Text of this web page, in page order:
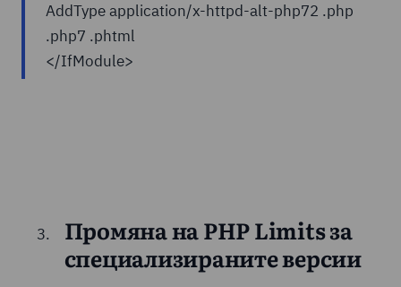
AddType application/x-httpd-alt-php72 .php
.php7 .phtml
</IfModule>
Промяна на PHP Limits за
специализираните версии